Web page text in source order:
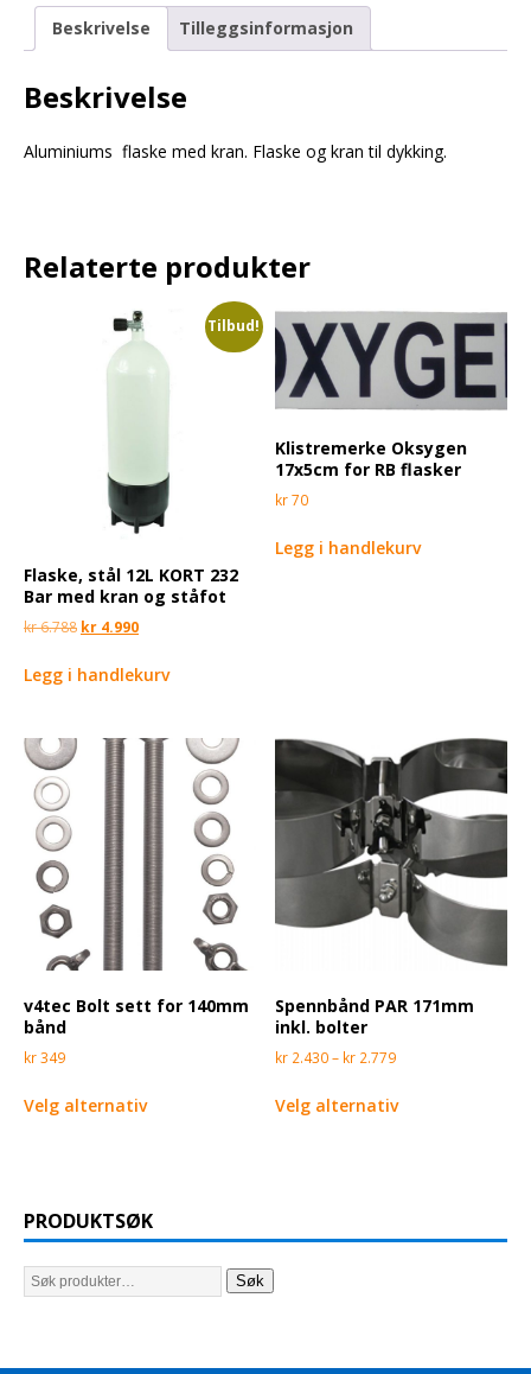
Beskrivelse Tilleggsinformasjon
Beskrivelse
Aluminiums flaske med kran. Flaske og kran til dykking.
Relaterte produkter
Tilbud!
Flaske, stål 12L KORT 232
Bar med kran og ståfot
kr6.788 kr 4.990
Legg i handlekurv
Klistremerke Oksygen
17x5cm for RB flasker
kr70
Legg i handlekurv
v4tec Bolt sett for 140mm
bånd
kr349
Velg alternativ
Spennbånd PAR 171mm
inkl. bolter
kr 2.430– kr 2.779
Velg alternativ
PRODUKTSØK
Søk